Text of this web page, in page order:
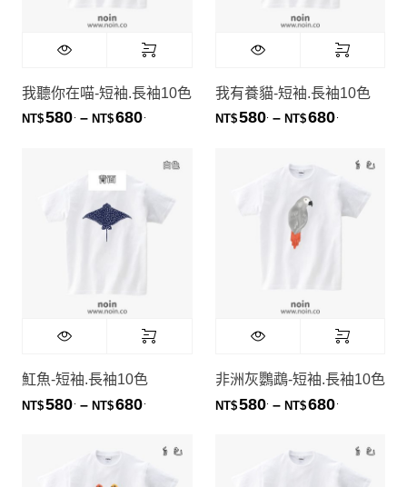
我聽你在喵-短袖.長袖10色
NT$580 – NT$680價格範圍：NT$580. 到 NT$680.
我有養貓-短袖.長袖10色
NT$580 – NT$680
魟魚-短袖.長袖10色
NT$580 – NT$680價格範圍：NT$580. 到 NT$680.
非洲灰鸚鵡-短袖.長袖10色
NT$580 – NT$680